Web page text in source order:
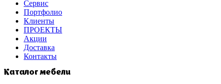
Сервис
Портфолио
Клиенты
ПРОЕКТЫ
Акции
Доставка
Контакты
Каталог мебели